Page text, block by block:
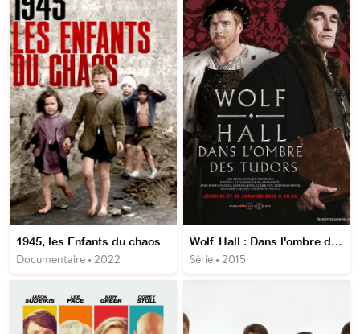
1945, les Enfants du chaos
Documentaire • 2022
Wolf Hall : Dans l'ombre des Tudors
Série • 2015